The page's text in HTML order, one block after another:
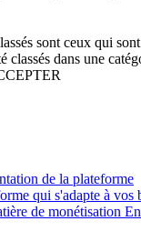
sont ceux qui
classés dans une
de la plateforme
qui s'adapte à vos
de monétisation